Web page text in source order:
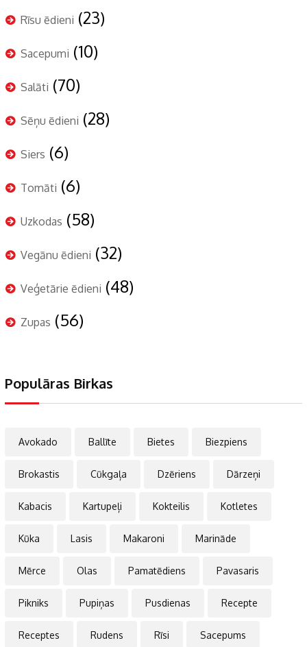
Rīsu ēdieni (23)
Sacepumi (10)
Salāti (70)
Sēņu ēdieni (28)
Siers (6)
Tomāti (6)
Uzkodas (58)
Vegānu ēdieni (32)
Veģetārie ēdieni (48)
Zupas (56)
Populāras Birkas
Avokado Ballīte Bietes Biezpiens
Brokastis Cūkgaļa Dzēriens Dārzeņi
Kabacis Kartupeļi Kokteilis Kotletes
Kūka Lasis Makaroni Marināde
Mērce Olas Pamatēdiens Pavasaris
Pikniks Pupiņas Pusdienas Recepte
Receptes Rudens Rīsi Sacepums